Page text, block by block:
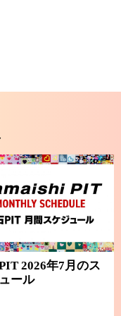
2026年7月のス
ール